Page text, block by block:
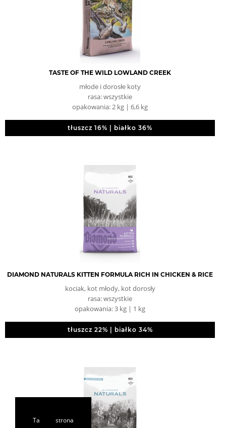
TASTE OF THE WILD LOWLAND CREEK
młode i dorosłe koty
rasa: wszystkie
opakowania: 2 kg | 6,6 kg
tłuszcz 16% | białko 36%
DIAMOND NATURALS KITTEN FORMULA RICH IN CHICKEN & RICE
kociak, kot młody, kot dorosły
rasa: wszystkie
opakowania: 3 kg | 1 kg
tłuszcz 22% | białko 34%
Ta strona